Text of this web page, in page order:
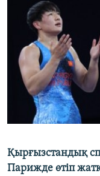
Қырғызстандық
Парижде өтіп